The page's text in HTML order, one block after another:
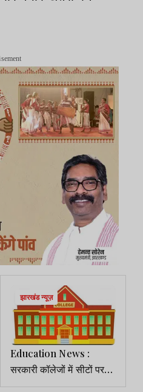
झारखंड न्यूज़
Education News :
सरकारी कॉलेजों में सीटों पर
कैंची, निजी संस्थानों की राह